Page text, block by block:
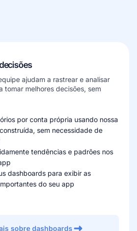
reais
ajudam a rastrear e analisar
tomar melhores decisões, sem
por conta própria usando nossa
sem necessidade de
tendências e padrões nos
dashboards para exibir as
do seu app
sobre dashboards